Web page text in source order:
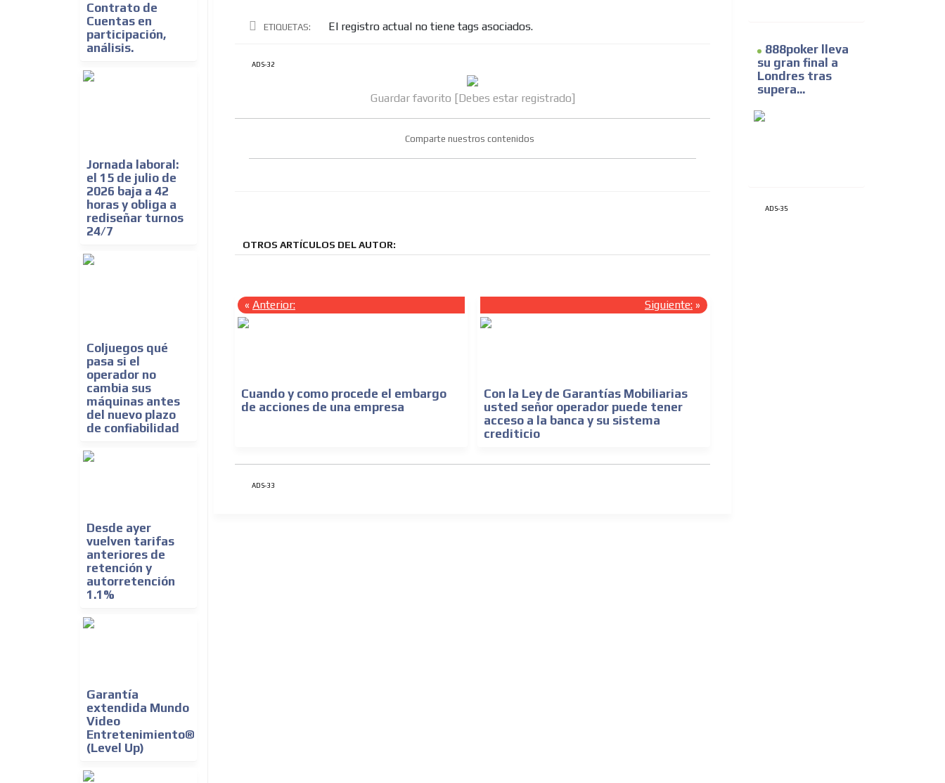
Contrato de
Cuentas en
participación,
análisis.
Jornada laboral:
el 15 de julio de
2026 baja a 42
horas y obliga a
rediseñar turnos
24/7
Coljuegos qué
pasa si el
operador no
cambia sus
máquinas antes
del nuevo plazo
de confiabilidad
Desde ayer
vuelven tarifas
anteriores de
retención y
autorretención
1.1%
Garantía
extendida Mundo
Video
Entretenimiento®
(Level Up)
ETIQUETAS: El registro actual no tiene tags asociados.
ADS-32
Guardar favorito [Debes estar registrado]
Comparte nuestros contenidos
OTROS ARTÍCULOS DEL AUTOR:
« Anterior:
Cuando y como procede el embargo
de acciones de una empresa
Siguiente: »
Con la Ley de Garantías Mobiliarias
usted señor operador puede tener
acceso a la banca y su sistema
crediticio
ADS-33
888poker lleva
su gran final a
Londres tras
supera...
ADS-35